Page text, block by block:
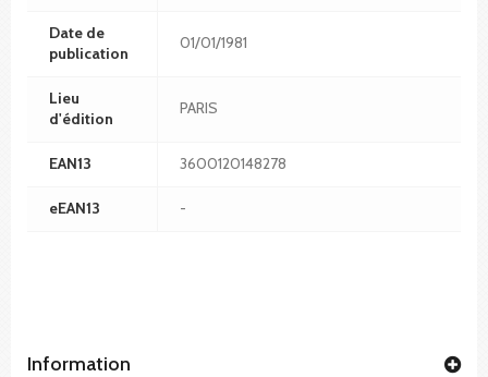
Date de
publication
01/01/1981
Lieu
d'édition
PARIS
EAN13 3600120148278
eEAN13 -
Information